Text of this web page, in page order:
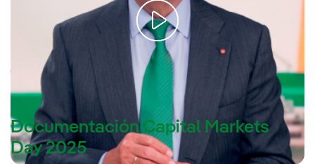
Ignacio S. Galán, presidente ejecutivo de Iberdrola, da las
principales claves de nuestro plan inversor.
Transcripción del
Documentación Capital Markets
Day 2025